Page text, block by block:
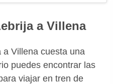
a Villena
Villena cuesta una
puedes encontrar las
viajar en tren de